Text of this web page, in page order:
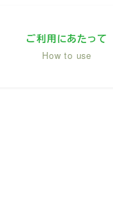
ご利用にあたって
How to use